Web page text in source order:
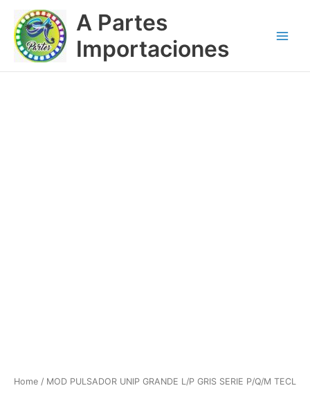
contenido
A Partes
Importaciones
Menu
Home / MOD PULSADOR UNIP GRANDE L/P GRIS SERIE P/Q/M TECL